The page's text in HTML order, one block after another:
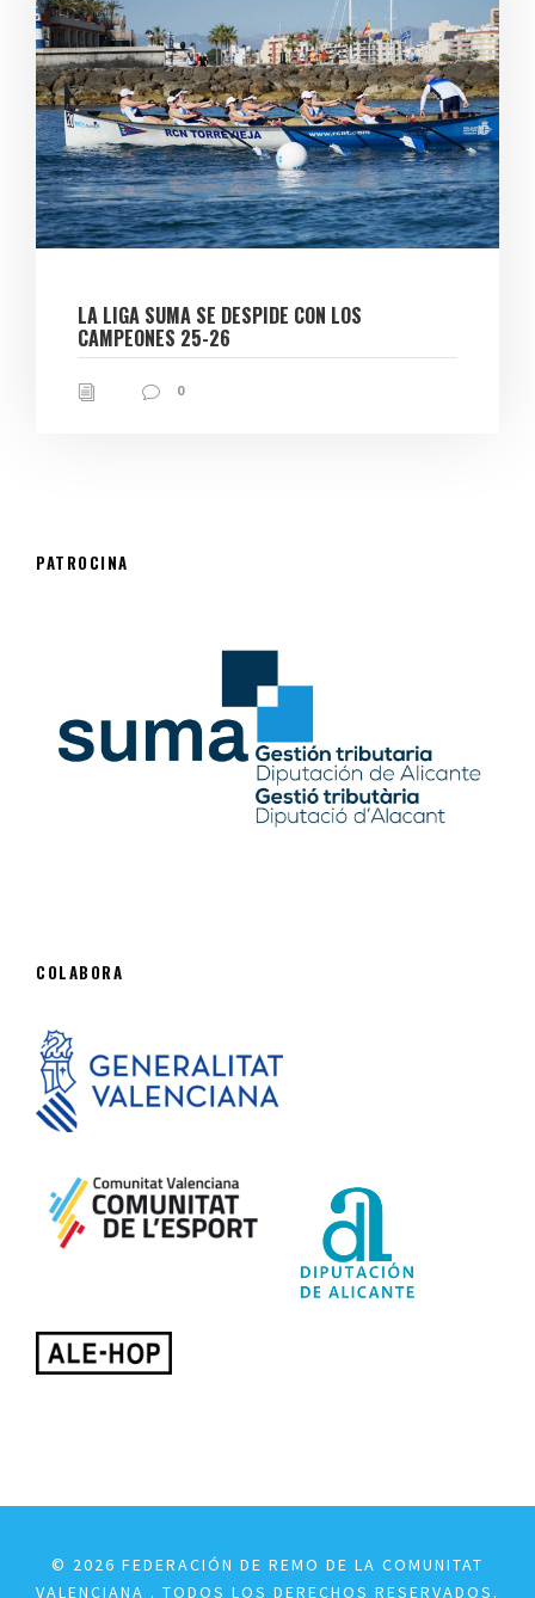
LA LIGA SUMA SE DESPIDE CON LOS
CAMPEONES 25-26
0
PATROCINA
COLABORA
© 2026 FEDERACIÓN DE REMO DE LA COMUNITAT
VALENCIANA . TODOS LOS DERECHOS RESERVADOS.